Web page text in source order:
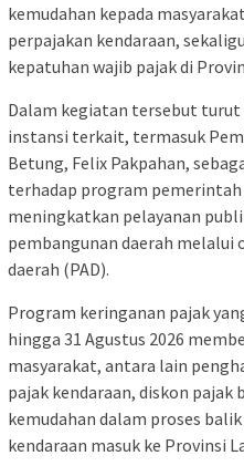
kemudahan kepada
perpajakan kendaraan,
kepatuhan wajib pajak di
Dalam kegiatan tersebut
instansi terkait, termasuk
Betung, Felix Pakpahan,
terhadap program pemerintah
meningkatkan pelayanan
pembangunan daerah
daerah (PAD).
Program keringanan pajak
hingga 31 Agustus 2026
masyarakat, antara lain
pajak kendaraan, diskon
kemudahan dalam proses
kendaraan masuk ke Provinsi